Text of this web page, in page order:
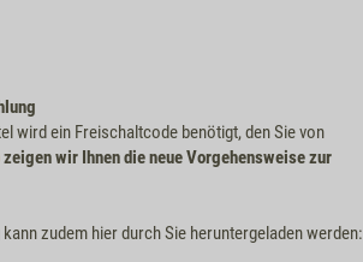
wird ein Freischaltcode benötigt, den Sie von
zeigen wir Ihnen die neue Vorgehensweise zur
zudem hier durch Sie heruntergeladen werden: